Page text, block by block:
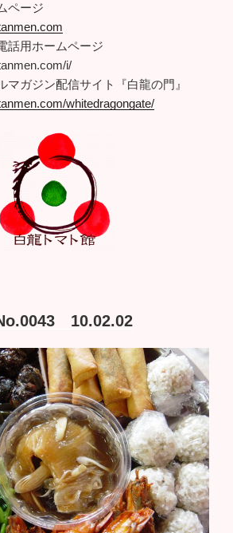
ページ
話用ホームページ
i/
マガジン配信サイト『白龍の門』
whitedragongate/
10.02.02